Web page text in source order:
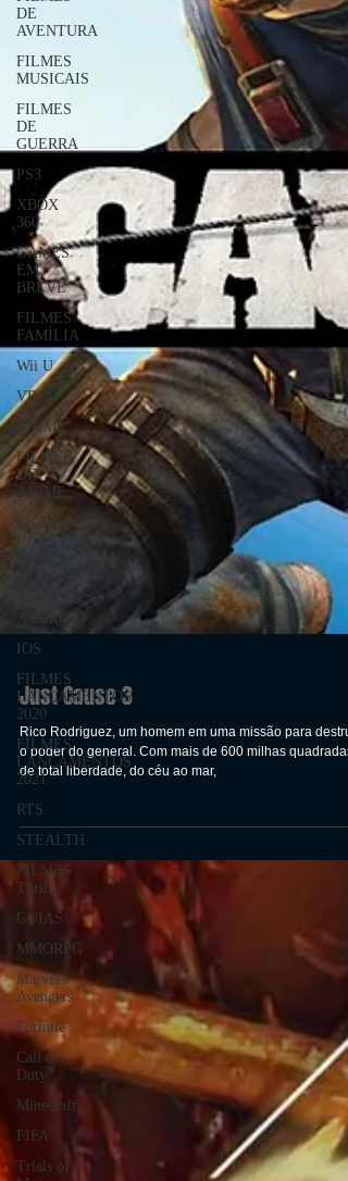
DE
AVENTURA
FILMES
MUSICAIS
FILMES
DE
GUERRA
PS3
XBOX
360
GAMES
EM
BREVE
FILMES
FAMÍLIA
Wii U
VR
ANIME
FILMES
DE
ANIME
FILME
DE
ANDROID
IOS
FILMES
LANÇAMENTOS
2020
FILMES
LANÇAMENTOS
2021
RTS
STEALTH
FILMES
Thriller
GUIAS
MMORPG
Marvel's
Avengers
Fortnite
Call of
Duty
Minecraft
FIFA
Trials of
Just Cause 3
Rico Rodriguez, um homem em uma missão para
o poder do general. Com mais de 600 milhas quadradas
de total liberdade, do céu ao mar,